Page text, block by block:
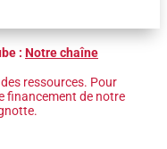
: Notre chaîne
ressources. Pour
financement de notre